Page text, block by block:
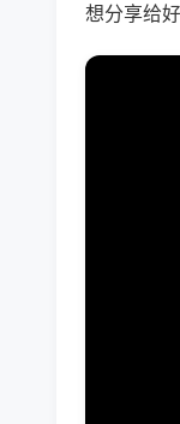
想分享给